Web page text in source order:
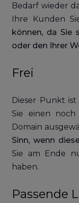
Bedarf wieder
Ihre Kunden
können, da Sie
oder den Ihrer
Frei
Dieser Punkt
Sie einen
Domain
Sinn, wenn
Sie am Ende
haben.
Passende